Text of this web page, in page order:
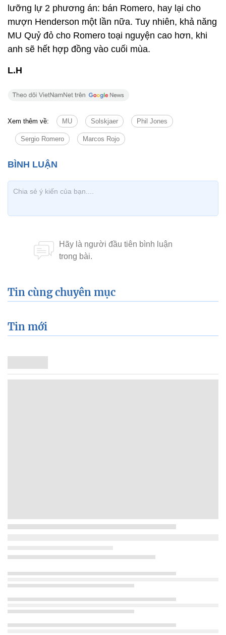
lưỡng lự 2 phương án: bán Romero, hay lại cho
mượn Henderson một lần nữa. Tuy nhiên, khả năng
MU Quỷ đỏ cho Romero toại nguyện cao hơn, khi
anh sẽ hết hợp đồng vào cuối mùa.
L.H
Xem thêm về: MU Solskjaer Phil Jones
Sergio Romero Marcos Rojo
Tin cùng chuyên mục
Tin mới